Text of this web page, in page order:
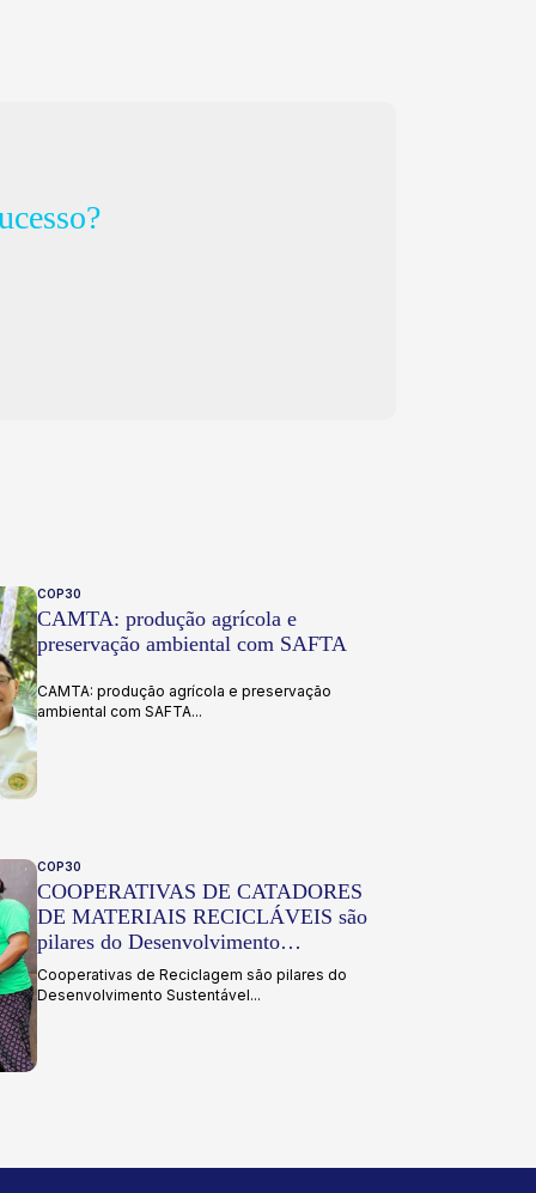
COP30
CAMTA: produção agrícola e
preservação ambiental com SAFTA
CAMTA: produção agrícola e preservação
ambiental com SAFTA...
COP30
COOPERATIVAS DE CATADORES
DE MATERIAIS RECICLÁVEIS são
pilares do Desenvolvimento
Sustentável
Cooperativas de Reciclagem são pilares do
Desenvolvimento Sustentável...